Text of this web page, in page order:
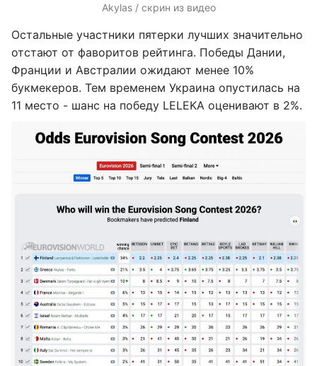
Akylas / скрин из видео
Остальные участники пятерки лучших значительно
отстают от фаворитов рейтинга. Победы Дании,
Франции и Австралии ожидают менее 10%
букмекеров. Тем временем Украина опустилась на
11 место - шанс на победу LELEKA оценивают в 2%.